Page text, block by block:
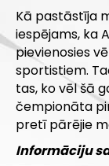
Kā pastāstīja
iespējams, ka
pievienosies
sportistiem.
tas, ko vēl šā
čempionāta
pretī pārējie
Informāciju